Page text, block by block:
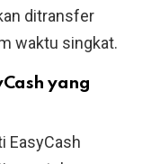
ditransfer
waktu singkat.
yang
EasyCash